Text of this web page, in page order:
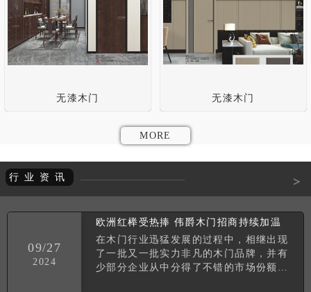
无漆木门 无漆木门
MORE
行业资讯 >
09/27
2024
欧洲红榉受热捧 伟爵木门招商持续加温
在木门行业迅猛发展的过程中，相继出现
了一批又一批实力非凡的木门品牌，并有
少部分企业从中分得了不错的市场份额。